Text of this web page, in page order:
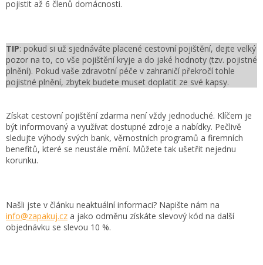
pojistit až 6 členů domácnosti.
TIP: pokud si už sjednáváte placené cestovní pojištění, dejte velký
pozor na to, co vše pojištění kryje a do jaké hodnoty (tzv. pojistné
plnění). Pokud vaše zdravotní péče v zahraničí překročí tohle
pojistné plnění, zbytek budete muset doplatit ze své kapsy.
Získat cestovní pojištění zdarma není vždy jednoduché. Klíčem je
být informovaný a využívat dostupné zdroje a nabídky. Pečlivě
sledujte výhody svých bank, věrnostních programů a firemních
benefitů, které se neustále mění. Můžete tak ušetřit nejednu
korunku.
Našli jste v článku neaktuální informaci? Napište nám na
info@zapakuj.cz a jako odměnu získáte slevový kód na další
objednávku se slevou 10 %.